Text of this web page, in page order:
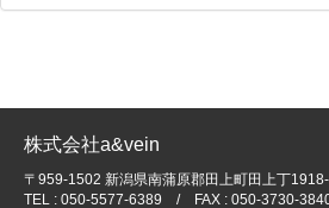
株式会社a&vein
〒959-1502 新潟県南蒲原郡田上町田上丁
TEL : 050-5577-6389 / FAX : 050-3730-3840 / mail :